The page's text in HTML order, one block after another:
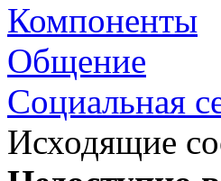
Компоненты
Общение
Социальная
Исходящие